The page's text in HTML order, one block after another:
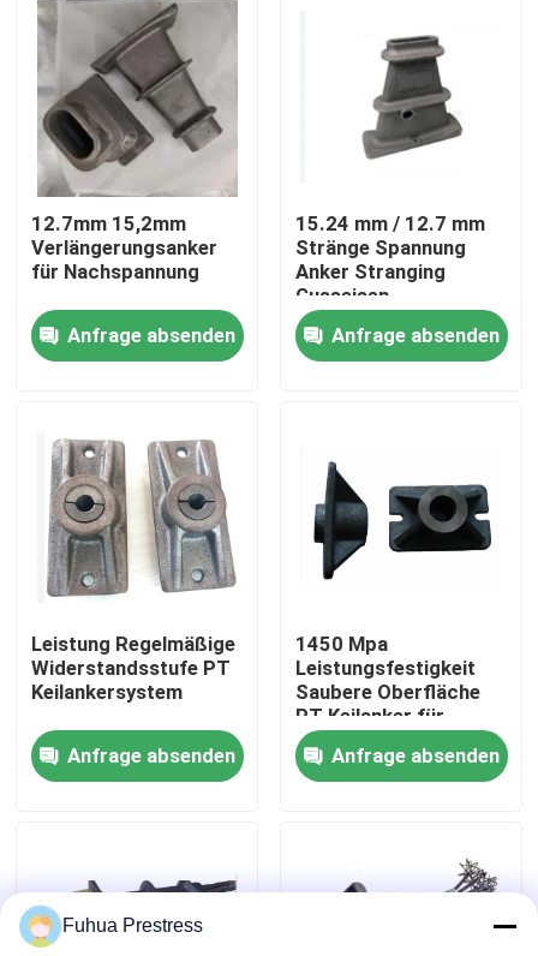
Startseite
Produkte
Fabrik Tour
Qualitätskontrolle
Kontakt
Postenspannungskeile
12.7mm 15,2mm
Verlängerungsanker
für Nachspannung
Anfrage absenden
15.24 mm / 12.7 mm
Stränge Spannung
Anker Stranging
Gusseisen
Anfrage absenden
Leistung Regelmäßige
Widerstandsstufe PT
Keilankersystem
Anfrage absenden
1450 Mpa
Leistungsfestigkeit
Saubere Oberfläche
PT Keilanker für
Nachspannung
Anfrage absenden
Fuhua Prestress